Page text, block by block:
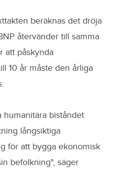
beräknas det dröja
återvänder till samma
att påskynda
10 år måste den årliga
biståndet
långsiktiga
för att bygga ekonomisk
befolkning", säger